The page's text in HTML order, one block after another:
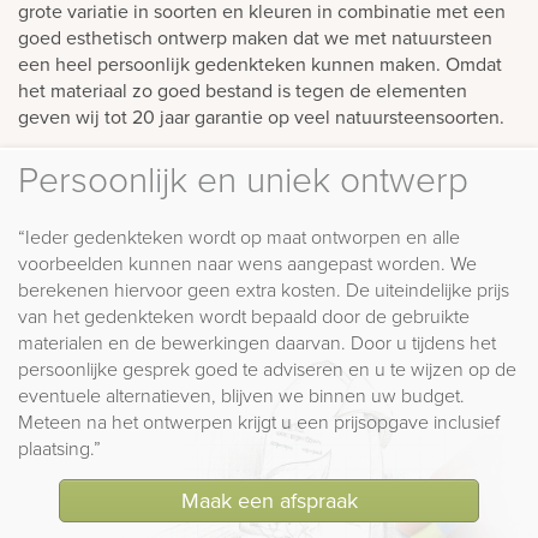
grote variatie in soorten en kleuren in combinatie met een
goed esthetisch ontwerp maken dat we met natuursteen
een heel persoonlijk gedenkteken kunnen maken. Omdat
het materiaal zo goed bestand is tegen de elementen
geven wij tot 20 jaar garantie op veel natuursteensoorten.
Persoonlijk en uniek ontwerp
“Ieder gedenkteken wordt op maat ontworpen en alle
voorbeelden kunnen naar wens aangepast worden. We
berekenen hiervoor geen extra kosten. De uiteindelijke prijs
van het gedenkteken wordt bepaald door de gebruikte
materialen en de bewerkingen daarvan. Door u tijdens het
persoonlijke gesprek goed te adviseren en u te wijzen op de
eventuele alternatieven, blijven we binnen uw budget.
Meteen na het ontwerpen krijgt u een prijsopgave inclusief
plaatsing.”
Maak een afspraak